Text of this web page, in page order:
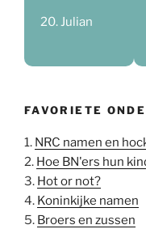
Julian
FAVORIETE
1. NRC namen en
2. Hoe BN'ers hun
3. Hot or not?
4. Koninkijke namen
5. Broers en zussen